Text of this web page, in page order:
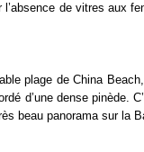
de vitres aux
plage de China
d’une dense pinède.
beau panorama sur la